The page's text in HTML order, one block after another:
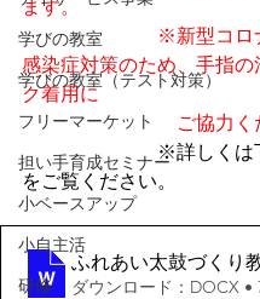
学びの教室
学びの教室（テスト対策）
フリーマーケット
担い手育成セミナー
小ベースアップ
小自主活
研修
ます。
※新型コロ
感染症対策のため、手指の
ク着用に
ご協力くださ
※詳しくは下の
をご覧ください。
ふれあい太鼓づくり
ダウンロード：DOCX •